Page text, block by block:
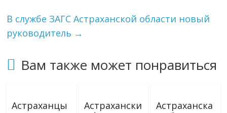
В службе ЗАГС Астраханской области новый
руководитель →
Вам также может понравиться
Астраханцы
Астрахански
Астраханска